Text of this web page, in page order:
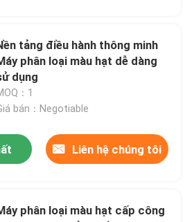
Nuts
nhựa
đai
ngoại
tảng điều hành thông minh
phân loại màu hạt dễ dàng
dụng
：1
bán：Negotiable
Liên hệ chúng tôi
phân loại màu hạt cấp công